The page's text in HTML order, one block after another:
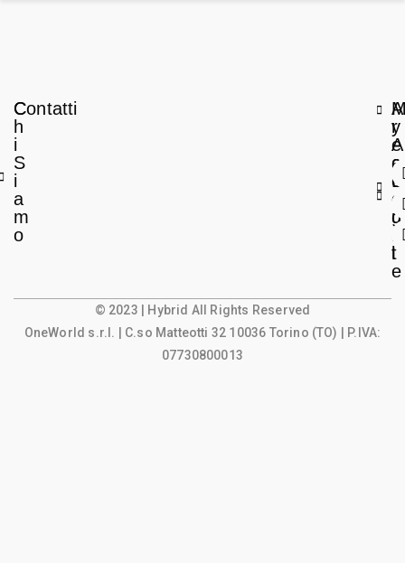
C
h
i
S
i
a
m
o
Contatti
A
r
e
a
L
e
g
l
e
y
A
c
c
o
u
t
© 2023 | Hybrid All Rights Reserved
OneWorld s.r.l.
| C.so Matteotti 32 10036 Torino (TO) | P.IVA:
07730800013